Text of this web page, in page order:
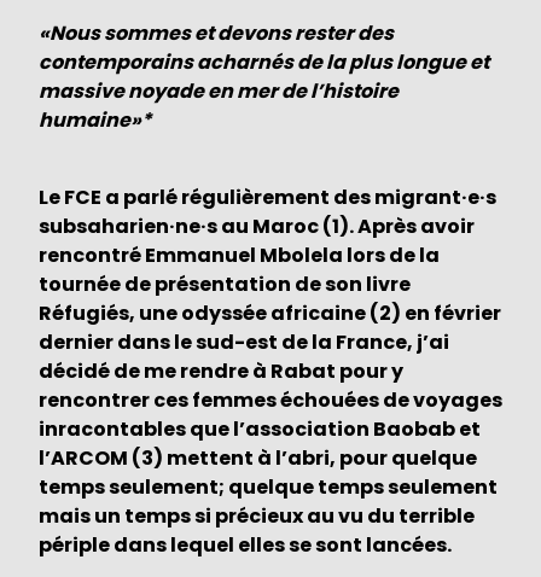
«Nous sommes et devons rester des
contemporains acharnés de la plus longue et
massive noyade en mer de l’histoire
humaine»*
Le FCE a parlé régulièrement des migrant·e·s
subsaharien·ne·s au Maroc (1). Après avoir
rencontré Emmanuel Mbolela lors de la
tournée de présentation de son livre
Réfugiés, une odyssée africaine (2) en février
dernier dans le sud-est de la France, j’ai
décidé de me rendre à Rabat pour y
rencontrer ces femmes échouées de voyages
inracontables que l’association Baobab et
l’ARCOM (3) mettent à l’abri, pour quelque
temps seulement; quelque temps seulement
mais un temps si précieux au vu du terrible
périple dans lequel elles se sont lancées.